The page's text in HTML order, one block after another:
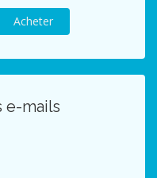
Acheter
e-mails